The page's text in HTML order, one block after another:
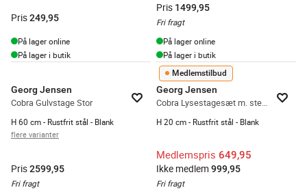
Pris249,95
På lager online
På lager i butik
Pris 1499,95
Fri fragt
På lager online
På lager i butik
Georg Jensen
Cobra Gulvstage Stor
H 60 cm - Rustfrit stål - Blank
flere varianter
Pris2599,95
Fri fragt
Medlemstilbud
Georg Jensen
Cobra Lysestagesæt m. stearinlys - 2 stk.
H 20 cm - Rustfrit stål - Blank
Medlemspris 649,95
Ikke medlem 999,95
Fri fragt